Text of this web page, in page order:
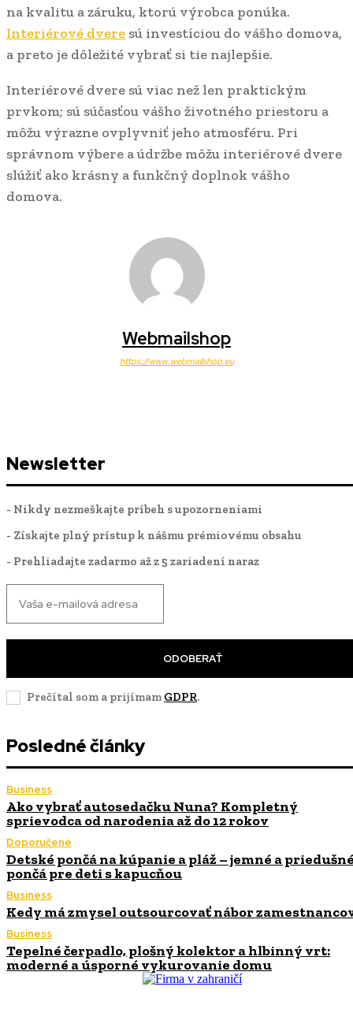
na kvalitu a záruku, ktorú výrobca ponúka.
Interiérové dvere sú investíciou do vášho domova,
a preto je dôležité vybrať si tie najlepšie.
Interiérové dvere sú viac než len praktickým
prvkom; sú súčasťou vášho životného priestoru a
môžu výrazne ovplyvniť jeho atmosféru. Pri
správnom výbere a údržbe môžu interiérové dvere
slúžiť ako krásny a funkčný doplnok vášho
domova.
Webmailshop
https://www.webmailshop.eu
Newsletter
- Nikdy nezmeškajte príbeh s upozorneniami
- Získajte plný prístup k nášmu prémiovému obsahu
- Prehliadajte zadarmo až z 5 zariadení naraz
ODOBERAŤ
Prečítal som a prijímam GDPR.
Posledné články
Business
Ako vybrať autosedačku Nuna? Kompletný
sprievodca od narodenia až do 12 rokov
Doporučené
Detské pončá na kúpanie a pláž – jemné a
pončá pre deti s kapucňou
Business
Kedy má zmysel outsourcovať nábor
Business
Tepelné čerpadlo, plošný kolektor a hlbinný vrt:
moderné a úsporné vykurovanie domu